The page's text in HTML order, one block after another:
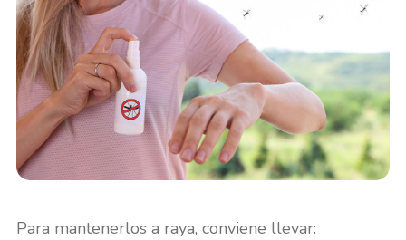
Para mantenerlos a raya, conviene llevar: